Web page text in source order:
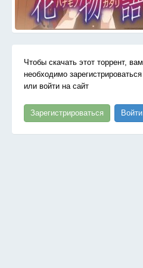
Чтобы скачать этот торрент, вам
необходимо зарегистрироваться
или войти на сайт
Зарегистрироваться Войти